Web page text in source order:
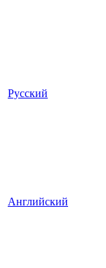
Русский
Английский